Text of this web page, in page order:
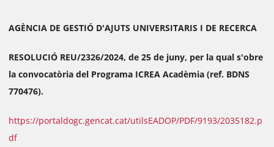
AGÈNCIA DE GESTIÓ D'AJUTS UNIVERSITARIS I DE RECERCA
RESOLUCIÓ REU/2326/2024, de 25 de juny, per la qual s'obre
la convocatòria del Programa ICREA Acadèmia (ref. BDNS
770476).
https://portaldogc.gencat.cat/utilsEADOP/PDF/9193/2035182.p
df